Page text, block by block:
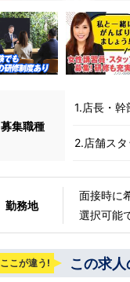
募集職種
1.店長・幹
2.店舗スタ
勤務地
面接時に
選択可能です 下記いずれかの店舗に配属 東京 五反田：五反田駅から徒
から徒歩2分 吉原：
戸：水戸駅からバス5分 福岡 福岡：
5分 中国・四国 鳥取：米子市皆生温泉 愛媛：松山道後温泉 沖縄 沖縄：那覇市※出店準備中 他
ここが違う! この求